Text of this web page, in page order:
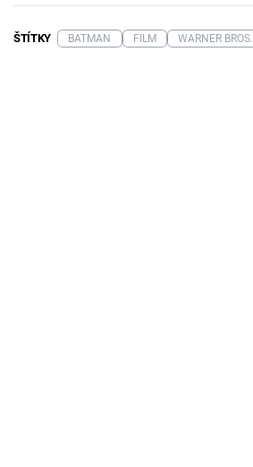
ŠTÍTKY BATMAN FILM WARNER BROS.